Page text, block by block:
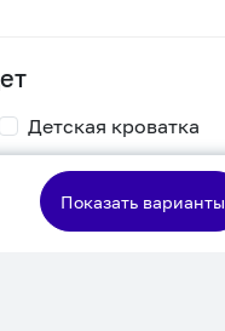
Детская кроватка
Двухъярусная
кровать
Показать варианты